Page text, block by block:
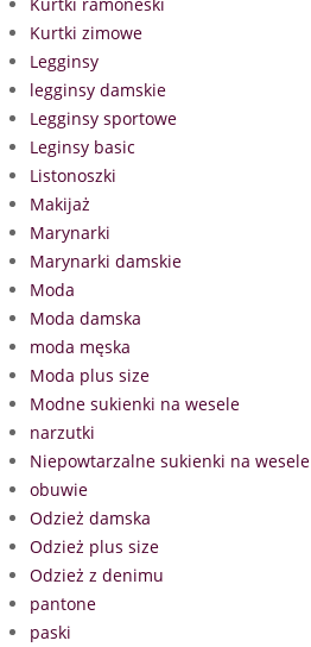
Kurtki zimowe
Legginsy
legginsy damskie
Legginsy sportowe
Leginsy basic
Listonoszki
Makijaż
Marynarki
Marynarki damskie
Moda
Moda damska
moda męska
Moda plus size
Modne sukienki na wesele
narzutki
Niepowtarzalne sukienki na wesele
obuwie
Odzież damska
Odzież plus size
Odzież z denimu
pantone
paski